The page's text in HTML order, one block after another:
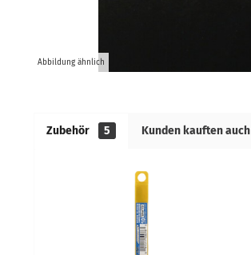
Abbildung ähnlich
Zubehör 5 Kunden kauften auch